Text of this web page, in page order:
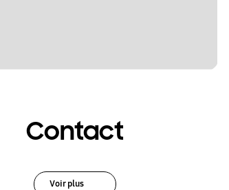
Contact
Voir plus